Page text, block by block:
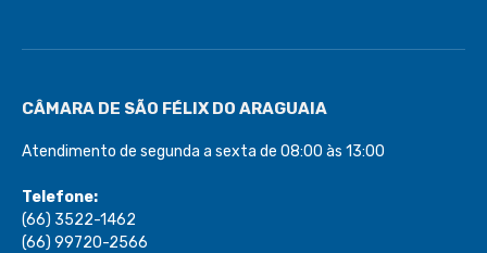
CÂMARA DE SÃO FÉLIX DO ARAGUAIA
Atendimento de segunda a sexta de 08:00 às 13:00
Telefone:
(66) 3522-1462
(66) 99720-2566